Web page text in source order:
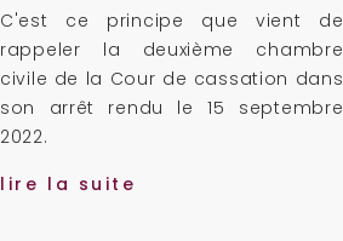
C'est ce principe que vient de
rappeler la deuxième chambre
civile de la Cour de cassation dans
son arrêt rendu le 15 septembre
2022.
lire la suite